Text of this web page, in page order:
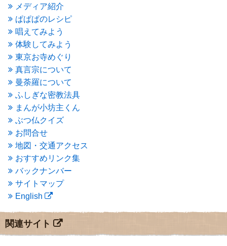
2015年12月(6)
2015年11月 (4)
2015年10月
(4)
2015年9月(3)
2015年8月(4)
2015年7月(4)
2015年6月(3)
2015年5月(1)
2015年4月(1)
2015年3月 (3)
2015年2月(3)
2015年1月(1)
2014年12月
2014年9月(1)
2014年5月 (1)
2014年4月
2014年1月(1)
2013年11月 (4)
2013年10月
2013年8月
(7)
2013年7月
(7)
メディア紹介
ぱぱぱのレシピ
唱えてみよう
体験してみよう
東京お寺めぐり
真言宗について
曼荼羅について
ふしぎな密教法具
まんが小坊主くん
ぶつ仏クイズ
お問合せ
地図・交通アクセス
おすすめリンク集
バックナンバー
サイトマップ
English
関連サイト